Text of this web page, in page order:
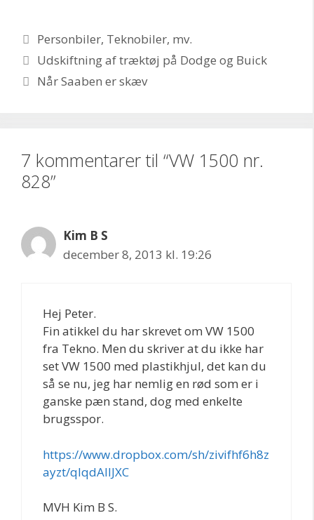
Kategorier
Personbiler, Teknobiler, mv.
Udskiftning af træktøj på Dodge og Buick
Når Saaben er skæv
7 kommentarer til “VW 1500 nr.
828”
Kim B S
december 8, 2013 kl. 19:26
Hej Peter.
Fin atikkel du har skrevet om VW 1500
fra Tekno. Men du skriver at du ikke har
set VW 1500 med plastikhjul, det kan du
så se nu, jeg har nemlig en rød som er i
ganske pæn stand, dog med enkelte
brugsspor.
https://www.dropbox.com/sh/zivifhf6h8z
ayzt/qIqdAIlJXC
MVH Kim B S.